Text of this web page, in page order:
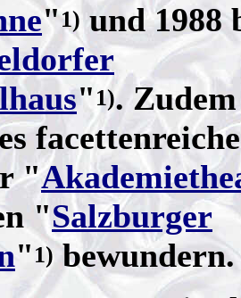
"1)und 1988
" 1).
"
"Salzburger
" 1) bewundern.